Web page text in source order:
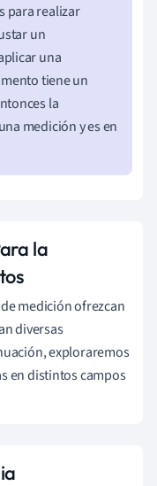
para realizar
un
una
tiene un
la
medición y es en
la
medición ofrezcan
diversas
exploraremos
en distintos campos